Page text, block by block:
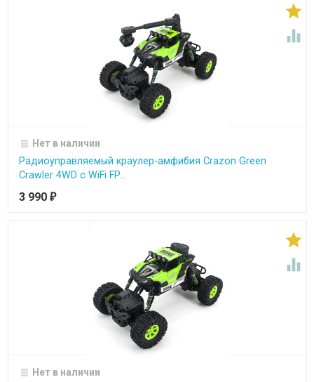


Нет в наличии
Радиоуправляемый краулер-амфибия Crazon Green
Crawler 4WD c WiFi FP...
3 990 ₽


Нет в наличии